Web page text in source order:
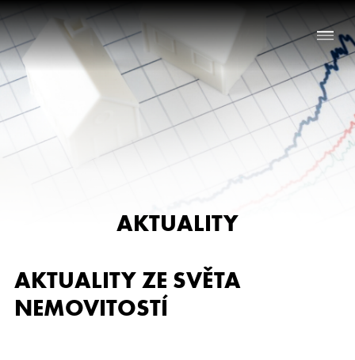
Naše služby
O nás
Chci prodat nemovitost
AKTUALITY
AKTUALITY ZE SVĚTA
NEMOVITOSTÍ